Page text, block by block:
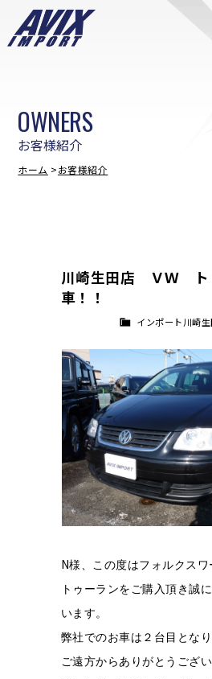
お客様紹介
OWNERS
ホーム お客様紹介
川崎生田店 ＶＷ ト
車！！
インポート川崎
N様、この度はフォルクスワ
トゥーランをご購入頂き誠
います。
弊社でのお車は２台目とな
ご遠方からありがとうござい